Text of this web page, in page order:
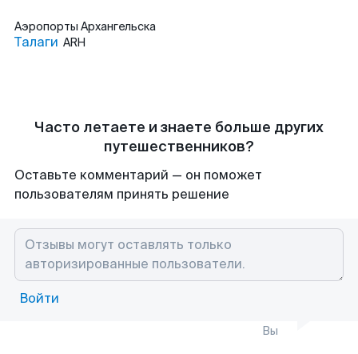
Аэропорты Архангельска
Талаги ARH
Часто летаете и знаете больше других
путешественников?
Оставьте комментарий — он поможет
пользователям принять решение
Войти
Вы